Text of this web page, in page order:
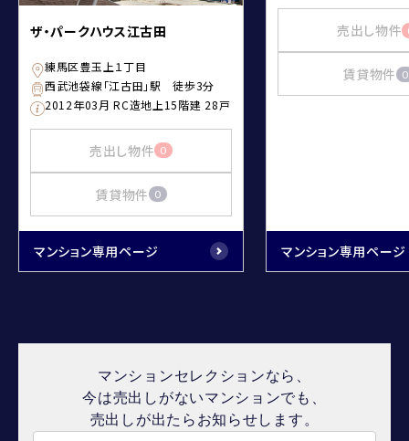
ザ・パークハウス江古田
練馬区豊玉上１丁目
西武池袋線「江古田」駅 徒歩3分
2012年03月 RC造地上15階建 28戸
売出し物件 0
賃貸物件 0
マンション専用ページ
売出し物件
賃貸物件 0
マンション専用ページ
マンションセレクションなら、
今は売出しがないマンションでも、
売出しが出たらお知らせします。